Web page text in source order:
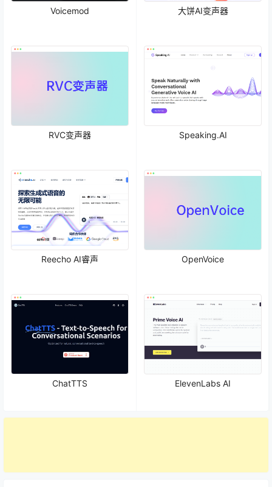
Voicemod 大饼AI变声器
RVC变声器 Speaking.AI
Reecho AI睿声 OpenVoice
ChatTTS ElevenLabs AI